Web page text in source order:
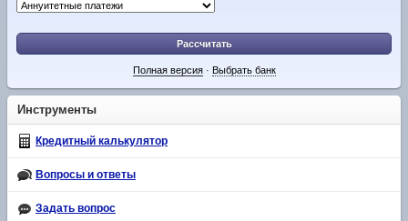
Рассчитать
Полная версия· Выбрать банк
Инструменты
Кредитный калькулятор
Вопросы и ответы
Задать вопрос